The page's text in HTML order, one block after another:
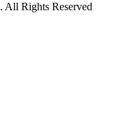
. All Rights Reserved